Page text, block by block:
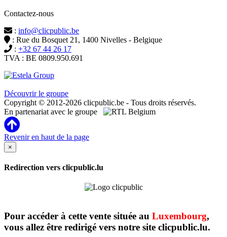
Contactez-nous
: info@clicpublic.be
: Rue du Bosquet 21, 1400 Nivelles - Belgique
: +32 67 44 26 17
TVA : BE 0809.950.691
Découvrir le groupe
Copyright © 2012-2026 clicpublic.be - Tous droits réservés.
En partenariat avec le groupe
Revenir en haut de la page
×
Redirection vers clicpublic.lu
Pour accéder à cette vente située au Luxembourg,
vous allez être redirigé vers notre site clicpublic.lu.